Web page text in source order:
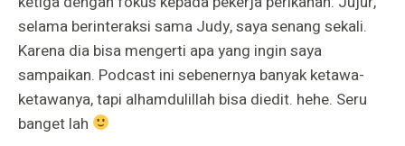
selama berinteraksi sama Judy, saya senang sekali.
Karena dia bisa mengerti apa yang ingin saya
sampaikan. Podcast ini sebenernya banyak ketawa-
ketawanya, tapi alhamdulillah bisa diedit. hehe. Seru
banget lah